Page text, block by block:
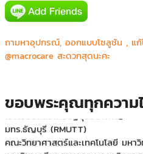
ถามหาอุปกรณ์, ออกแบบโซลูชัน , แ
@macrocare สะดวกสุดนะคะ
ขอบพระคุณทุกความไ
สถาบันพัฒนาองค์กรชุมชน (องค์กา
คณะวิทยาการสารสนเทศ มหาวิทยาลัย
โรงเรียนสตรีเศรษฐบุตรบำเพ็ญ
มทร.ธัญบุรี (RMUTT)
คณะวิทยาศาสตร์และเทคโนโลยี มหาวิ
ภาควิชาเคมีอุตสาหกรรม คณะวิทยาศ